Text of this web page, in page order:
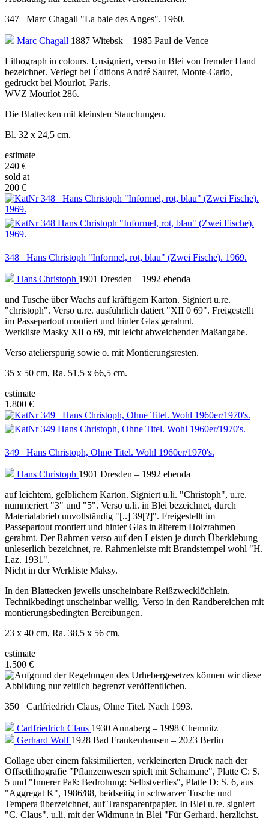
347 Marc Chagall "La baie des Anges". 1960.
Marc Chagall 1887 Witebsk – 1985 Paul de Vence
Lithograph in colours. Unsigniert, verso in Blei von fremder Hand
bezeichnet. Verlegt bei Éditions André Sauret, Monte-Carlo,
gedruckt bei Mourlot, Paris.
WVZ Mourlot 286.
Die Blattecken mit kleinsten Stauchungen.
Bl. 32 x 24,5 cm.
estimate
240 €
sold at
200 €
348 Hans Christoph "Informel, rot, blau" (Zwei Fische). 1969.
Hans Christoph 1901 Dresden – 1992 ebenda
und Tusche über Wachs auf kräftigem Karton. Signiert u.re.
"christoph". Verso u.re. ausführlich datiert "XII 0 69". Freigestellt
im Passepartout montiert und hinter Glas gerahmt.
Werkliste Masky XII o 69, mit leicht abweichender Maßangabe.
Verso atelierspurig sowie o. mit Montierungsresten.
35 x 50 cm, Ra. 51,5 x 66,5 cm.
estimate
1.800 €
349 Hans Christoph, Ohne Titel. Wohl 1960er/1970's.
Hans Christoph 1901 Dresden – 1992 ebenda
auf leichtem, gelblichem Karton. Signiert u.li. "Christoph", u.re.
nummeriert "3" und "5". Verso u.li. in Blei bezeichnet, durch
Materialabrieb unvollständig "[..] 39[?]". Freigestellt im
Passepartout montiert und hinter Glas in älterem Holzrahmen
gerahmt. Der Rahmen verso auf den Leisten je durch Überklebung
unleserlich bezeichnet, re. Rahmenleiste mit Brandstempel wohl "H.
Laz. 1931".
Nicht in der Werkliste Maksy.
In den Blattecken jeweils unscheinbare Reißzwecklöchlein.
Technikbedingt unscheinbar wellig. Verso in den Randbereichen mit
montierungsbedingten Bereibungen.
23 x 40 cm, Ra. 38,5 x 56 cm.
estimate
1.500 €
350 Carlfriedrich Claus, Ohne Titel. Nach 1993.
Carlfriedrich Claus 1930 Annaberg – 1998 Chemnitz
Gerhard Wolf 1928 Bad Frankenhausen – 2023 Berlin
Collage über einem faksimilierten, verkleinerten Druck nach der
Offsetlithografie "Pflanzenwesen spielt mit Schamane", Platte C: S.
5 und "Innerer Paß: Bedrohung: Selbstverlies", Platte D: S. 6, aus
"Aggregat K", 1986/88, beidseitig in schwarzer Tusche und
Tempera überzeichnet, auf Transparentpapier. In Blei u.re. signiert
"C. Claus", u.li. mit der Widmung in Blei "Für Gerhard, herzlichst,